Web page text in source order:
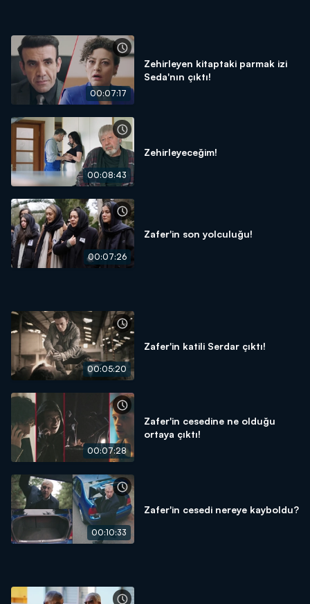
00:07:17
Zehirleyen kitaptaki parmak izi
Seda'nın çıktı!
00:08:43
Zehirleyeceğim!
00:07:26
Zafer'in son yolculuğu!
00:05:20
Zafer'in katili Serdar çıktı!
00:07:28
Zafer'in cesedine ne olduğu
ortaya çıktı!
00:10:33
Zafer'in cesedi nereye kayboldu?